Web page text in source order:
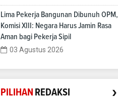
Lima Pekerja Bangunan Dibunuh OPM,
Komisi XIII: Negara Harus Jamin Rasa
Aman bagi Pekerja Sipil
03 Agustus 2026
PILIHAN REDAKSI ›